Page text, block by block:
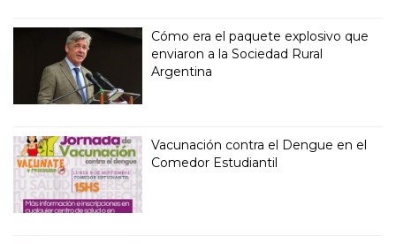
Cómo era el paquete explosivo que
enviaron a la Sociedad Rural
Argentina
Vacunación contra el Dengue en el
Comedor Estudiantil